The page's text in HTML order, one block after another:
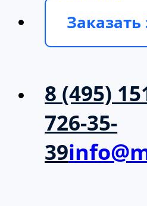
Заказать
8 (495)
726-35-
39